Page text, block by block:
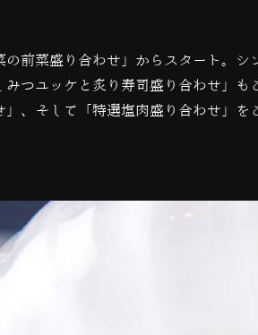
の前菜盛り合わせ」からスタート。
みつユッケと炙り寿司盛り合わせ」
、そして「特選塩肉盛り合わせ」を